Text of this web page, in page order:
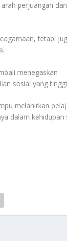
perjuangan
tetapi
menegaskan
sosial yang
melahirkan
dalam kehidupan